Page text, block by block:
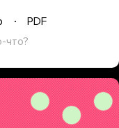
PDF
что?